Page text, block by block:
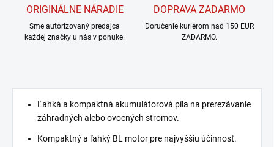
ORIGINÁLNE NÁRADIE
Sme autorizovaný predajca
každej značky u nás v ponuke.
DOPRAVA ZADARMO
Doručenie kuriérom nad 150 EUR
ZADARMO.
Ľahká a kompaktná akumulátorová píla na prerezávanie
záhradných alebo ovocných stromov.
Kompaktný a ľahký BL motor pre najvyššiu účinnosť.